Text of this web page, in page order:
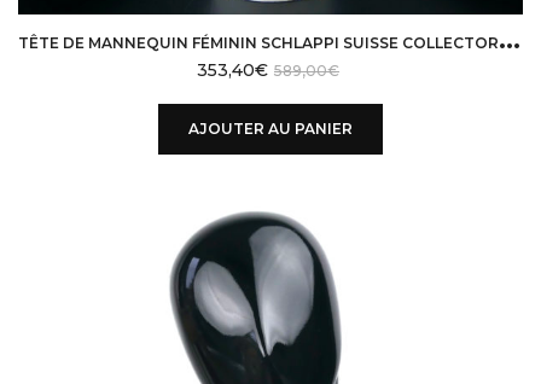
T
ÊTE DE MANNEQUIN FÉMININ SCHLAPPI SUISSE COLLECTOR RARE DES ANNÉES 60
589,00€
353,40€
AJOUTER AU PANIER